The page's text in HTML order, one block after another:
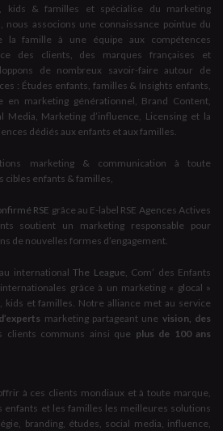
kids & familles et spécialise du marketing
nous associons une connaissance pointue du
famille à une équipe aux compétences
des clients, des marques françaises et
de nombreux savoir-faire autour de
: Études enfants, familles & Insights enfants,
en marketing générationnel, Brand Content,
Media, Marketing d’influence, Licensing et la
dédiés aux enfants et aux familles.
marketing & communication à toute
cibles enfants & familles,
RSE grâce au E-label RSE Agences Actives
soutient un marketing responsable pour
de nouvelles formes d’engagement.
internationalThe League , Com’ des Enfants
grâce à un marketing « glocal »
kids et familles. Notre alliance met au service
marketing partageant une vision, des
clients communs ainsi que plus de 100 ans
à ces clients mondiaux et à toute marque,
enfants et les familles les meilleures solutions
branding, études, social media, influence,